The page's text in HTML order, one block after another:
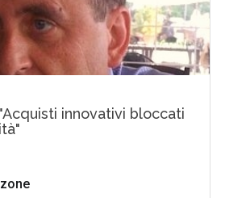
innovativi bloccati